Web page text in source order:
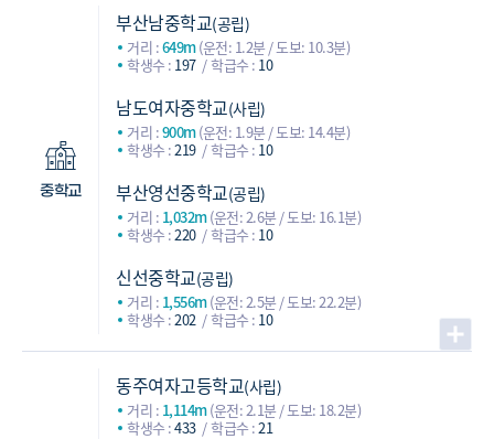
중학교
부산남중학교(공립)
거리 :649m(운전: 1.2분 / 도보: 10.3분)
학생수 : 197 학급수 : 10
남도여자중학교(사립)
거리 :900m(운전: 1.9분 / 도보: 14.4분)
학생수 :219 학급수 : 10
부산영선중학교(공립)
거리 : 1,032m(운전: 2.6분 / 도보: 16.1분)
학생수 :220 학급수 : 10
신선중학교(공립)
거리 : 1,556m(운전: 2.5분 / 도보: 22.2분)
학생수 :202 학급수 : 10
동주여자고등학교(사립)
거리 : 1,114m(운전: 2.1분 / 도보: 18.2분)
학생수 :433 학급수 :21